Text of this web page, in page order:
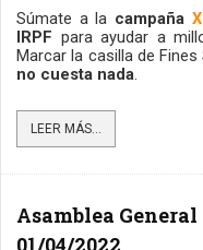
Súmate a la campaña
IRPF para ayudar a
no cuesta nada.
LEER MÁS...
Asamblea
01/04/2022